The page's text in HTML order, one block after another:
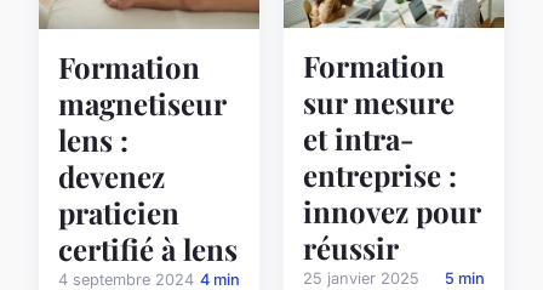
Formation
magnetiseur
lens :
devenez
praticien
certifié à lens
4 septembre 2024 4 min
Formation
sur mesure
et intra-
entreprise :
innovez pour
réussir
25 janvier 2025 5 min